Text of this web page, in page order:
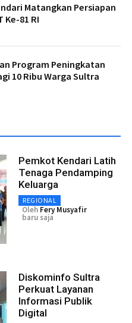
Matangkan Persiapan
Ke-81 RI
Program Peningkatan
10 Ribu Warga Sultra
Pemkot Kendari Latih
Tenaga Pendamping
Keluarga
REGIONAL
Oleh Fery Musyafir
baru saja
Diskominfo Sultra
Perkuat Layanan
Informasi Publik
Digital